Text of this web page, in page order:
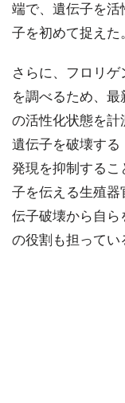
端で、遺伝子を
子を初めて捉えた。
さらに、フロリ
を調べるため、
の活性化状態を計
遺伝子を破壊す
発現を抑制する
子を伝える生殖
伝子破壊から自
の役割も担ってい